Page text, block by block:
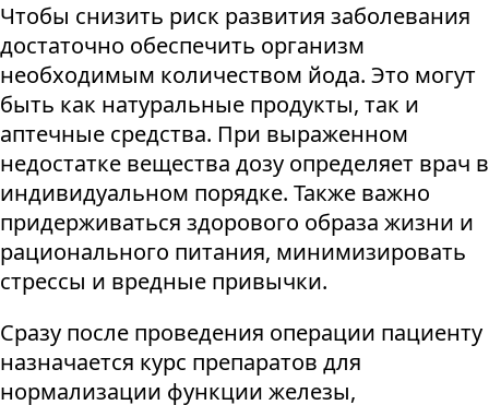
Чтобы снизить риск развития заболевания
достаточно обеспечить организм
необходимым количеством йода. Это могут
быть как натуральные продукты, так и
аптечные средства. При выраженном
недостатке вещества дозу определяет врач в
индивидуальном порядке. Также важно
придерживаться здорового образа жизни и
рационального питания, минимизировать
стрессы и вредные привычки.
Сразу после проведения операции пациенту
назначается курс препаратов для
нормализации функции железы,